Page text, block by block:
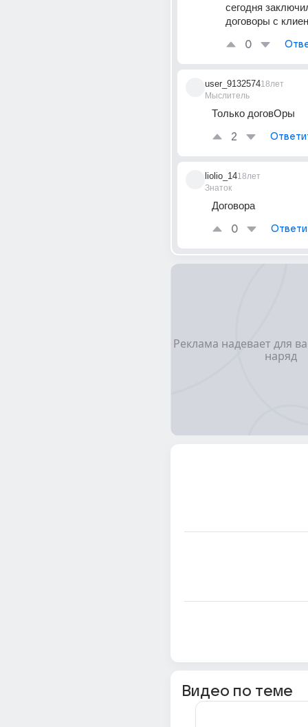
сегодня
договоры с
0
user_9132574
Мыслитель
18лет
Только договОры
2
liolio_14
Знаток
18лет
Договора
0
Видео по теме